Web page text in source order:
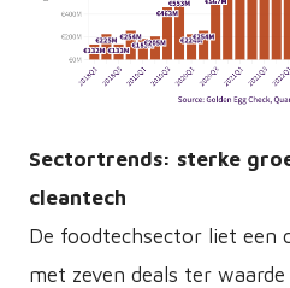
PNG
Sectortrends: sterke
cleantech
De foodtechsector liet een
met zeven deals ter